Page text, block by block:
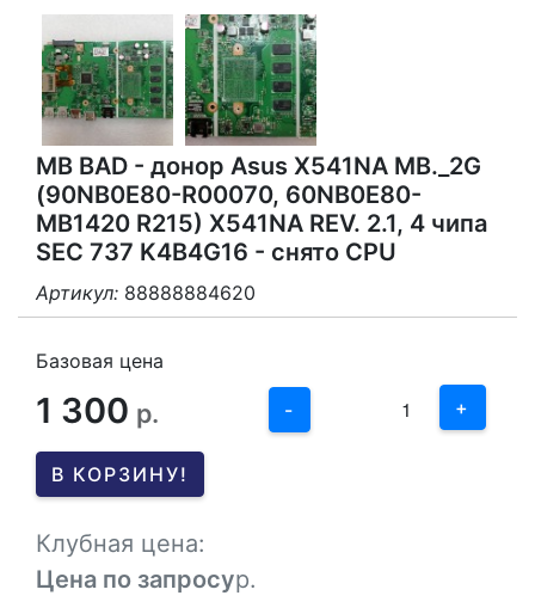
MB BAD - донор Asus X541NA MB._2G
(90NB0E80-R00070, 60NB0E80-
MB1420 R215) X541NA REV. 2.1, 4 чипа
SEC 737 K4B4G16 - снято CPU
Артикул: 88888884620
Базовая цена
1 300 р. -
3
1
+
В КОРЗИНУ!
Клубная цена:
Цена по запросур.